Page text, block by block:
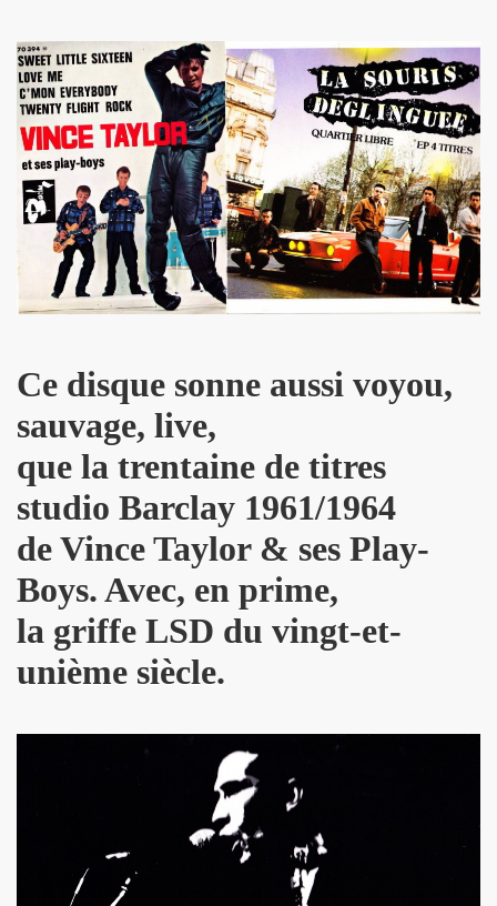
Ce disque sonne aussi voyou,
sauvage, live,
que la trentaine de titres
studio Barclay 1961/1964
de Vince Taylor & ses Play-
Boys. Avec, en prime,
la griffe LSD du vingt-et-
unième siècle.
"LIBERATION" (14 avril 2003).
nuits" dans "LE MONDE" (avril 2003).
(mars 1997).
dans "ROCK & FOLK" (juin 2003).
(1994) par H.M.
le magazine "FEELING" (numero 3, mars 1978).
ALAIN CHENNEVIERE, HUGO HOOKA HEY,
and friends) le 22 janvier 2010 au POINT FMR
THE HELLBOYS, HEARTBREAK HOTEL,
(Paris).
2006 et le 31 mars 2007 au NOUVEAU CASINO (Paris).
(Paris).